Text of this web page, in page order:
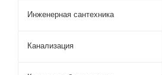
Инженерная сантехника
Канализация